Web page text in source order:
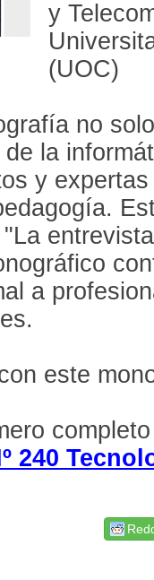
y
(UOC)
no
la
y
a
este
240